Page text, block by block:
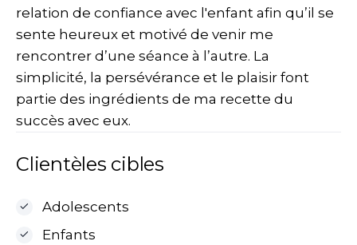
relation de confiance avec l'enfant afin qu’il se
sente heureux et motivé de venir me
rencontrer d’une séance à l’autre. La
simplicité, la persévérance et le plaisir font
partie des ingrédients de ma recette du
succès avec eux.
Clientèles cibles
Adolescents
Enfants